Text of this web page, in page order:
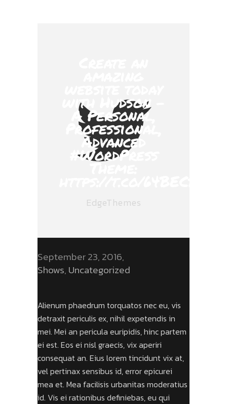
with Hudson -
A Personal,
Professional,
Advanced
#WordPress
Theme:
EdgeThemes
September 23, 2016
Shows, Uncategorized
Alienum phaedrum torquatos nec eu, vis
detraxit periculis ex, nihil expetendis in
mei. Mei an pericula euripidis, hinc partem
ei est. Eos ei nisl graecis, vix aperiri
consequat an. Eius lorem tincidunt vix at,
vel pertinax sensibus id, error epicurei
mea et. Mea facilisis urbanitas moderatius
id. Vis ei rationibus definiebas, eu qui